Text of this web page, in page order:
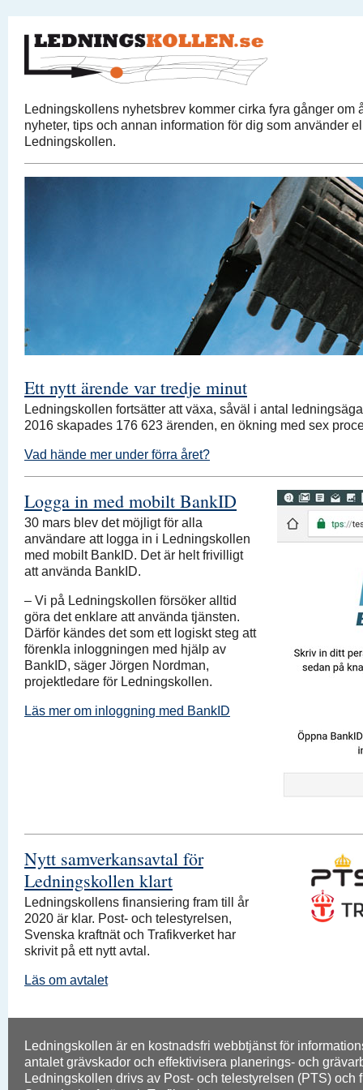
Ledningskollens nyhetsbrev kommer cirka fyra gånger om
nyheter, tips och annan information för dig som använder
Ledningskollen.
Ett nytt ärende var tredje minut
Ledningskollen fortsätter att växa, såväl i antal
2016 skapades 176 623 ärenden, en ökning med sex
Vad hände mer under förra året?
Logga in med mobilt BankID
30 mars blev det möjligt för alla
användare att logga in i Ledningskollen
med mobilt BankID. Det är helt frivilligt
att använda BankID.
– Vi på Ledningskollen försöker alltid
göra det enklare att använda tjänsten.
Därför kändes det som ett logiskt steg att
förenkla inloggningen med hjälp av
BankID, säger Jörgen Nordman,
projektledare för Ledningskollen.
Läs mer om inloggning med BankID
Nytt samverkansavtal för
Ledningskollen klart
Ledningskollens finansiering fram till år
2020 är klar. Post- och telestyrelsen,
Svenska kraftnät och Trafikverket har
skrivit på ett nytt avtal.
Läs om avtalet
Ledningskollen är en kostnadsfri webbtjänst för
antalet grävskador och effektivisera planerings- och
Ledningskollen drivs av Post- och telestyrelsen (PTS) och